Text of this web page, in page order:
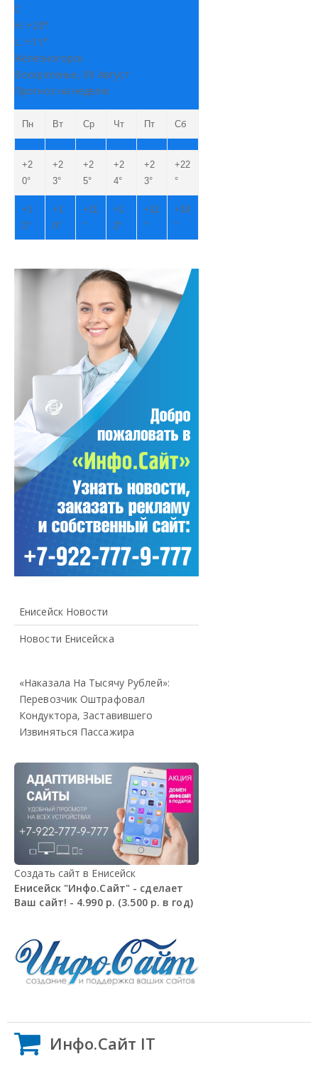
C
H: +20°
L: +11°
Железногорск
Воскресенье, 09 Август
Прогноз на неделю
Пн Вт Ср Чт Пт Сб
+2
0°
+2
3°
+2
5°
+2
4°
+2
3°
+22
°
+1
2°
+1
0°
+11
°
+1
2°
+11
°
+10
°
Енисейск Новости
Новости Енисейска
«Наказала На Тысячу Рублей»:
Перевозчик Оштрафовал
Кондуктора, Заставившего
Извиняться Пассажира
Создать сайт в Енисейск
Енисейск "Инфо.Сайт" - сделает
Ваш сайт! - 4.990 р. (3.500 р. в год)
Инфо.Сайт IT